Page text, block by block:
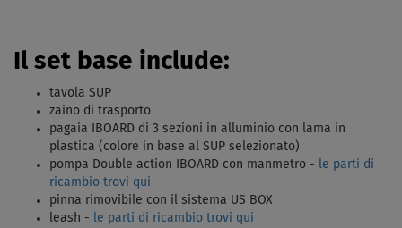
Il set base include:
tavola SUP
zaino di trasporto
pagaia IBOARD di 3 sezioni in alluminio con lama in
plastica (colore in base al SUP selezionato)
pompa Double action IBOARD con manmetro - le parti di
ricambio trovi qui
pinna rimovibile con il sistema US BOX
leash - le parti di ricambio trovi qui